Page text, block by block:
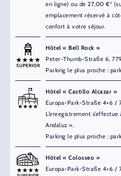
en ligne) ou de 27,00 €¹
emplacement réservé à
confort à votre séjour.
Hôtel « Bell Rock »
Peter-Thumb-Straße 6,
Parking le plus proche :
Hôtel « Castillo Alcazar »
Europa-Park-Straße 4+6 /
L’enregistrement
Andaluz ».
Parking le plus proche :
Hôtel « Colosseo »
Europa-Park-Straße 4+6 /